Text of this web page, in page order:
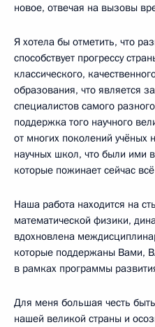
новое, отвечая на вызовы
Я хотела бы отметить, что
способствует прогрессу
классического,
образования, что является
специалистов самого
поддержка того научного
от многих поколений учёных
научных школ, что были ими
которые пожинает сейчас
Наша работа находится на
математической физики,
вдохновлена
которые поддержаны Вами,
в рамках программы
Для меня большая честь
нашей великой страны и